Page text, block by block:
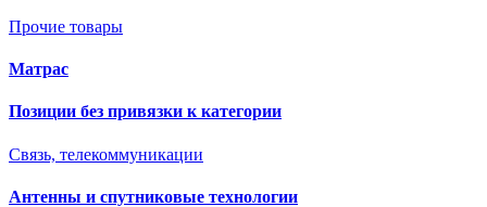
Прочие товары
Матрас
Позиции без привязки к категории
Связь, телекоммуникации
Антенны и спутниковые технологии